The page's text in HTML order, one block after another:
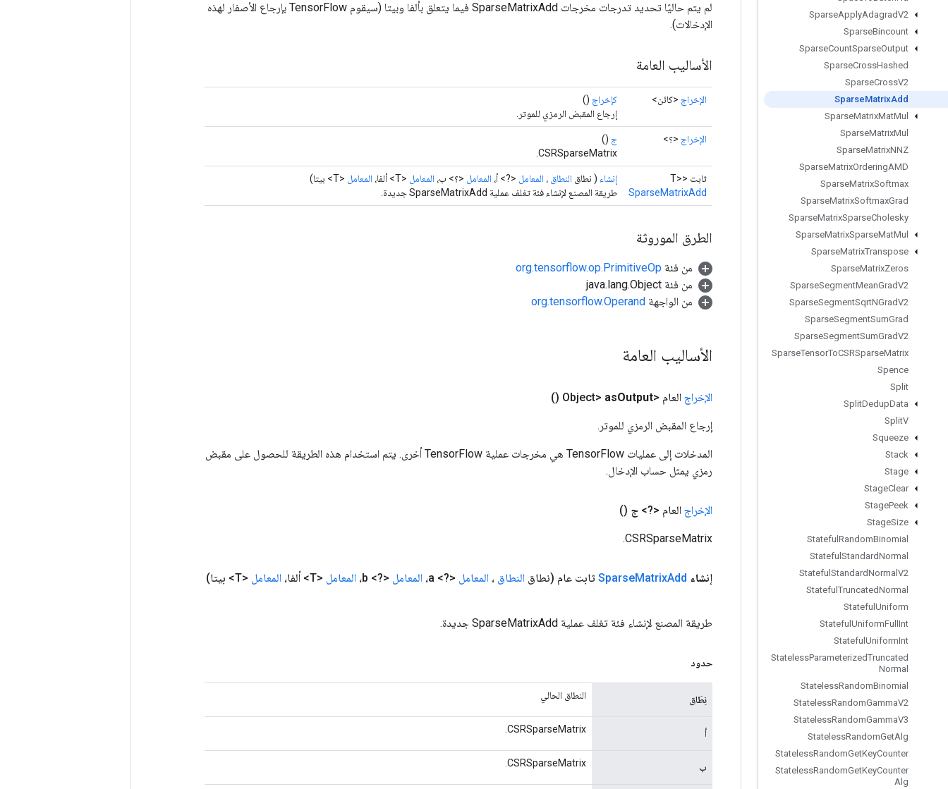
SparseApplyAdagradV2
SparseBincount
SparseCountSparseOutput
SparseCrossHashed
SparseCrossV2
SparseMatrixAdd
SparseMatrixMatMul
SparseMatrixMul
SparseMatrixNNZ
SparseMatrixOrderingAMD
SparseMatrixSoftmax
SparseMatrixSoftmaxGrad
SparseMatrixSparseCholesky
SparseMatrixSparseMatMul
SparseMatrixTranspose
SparseMatrixZeros
SparseSegmentMeanGradV2
SparseSegmentSqrtNGradV2
SparseSegmentSumGrad
SparseSegmentSumGradV2
SparseTensorToCSRSparseMatrix
Spence
Split
SplitDedupData
SplitV
Squeeze
Stack
Stage
StageClear
StagePeek
StageSize
Stateful RandomBinomial
Stateful StandardNormal
Stateful StandardNormal V2
Stateful TruncatedNormal
Stateful Uniform
Stateful UniformFull Int
Stateful UniformInt
StatelessParameterizedTruncated
Normal
StatelessRandomBinomial
StatelessRandomGammaV2
StatelessRandomGammaV3
StatelessRandomGetAlg
StatelessRandomGetKeyCounter
StatelessRandomGetKeyCounter
Alg
لم يتم حاليًا تحديد تدرجات مخرجات SparseMatrixAdd فيما يتعلق بألفا وبيتا (سيقوم TensorFlow بإرجاع الأصفار لهذه
الإدخالات).
الأساليب العامة
الإخراج <كائن> كإخراج ()
إرجاع المقبض الرمزي للموتر.
الإخراج <؟> ج ()
CSRSparseMatrix.
ثابت <T>
SparseMatrixAdd
إنشاء ( نطاق النطاق ، المعامل <?> أ، المعامل <؟> ب، المعامل <T> ألفا، المعامل <T> بيتا)
طريقة المصنع لإنشاء فئة تغلف عملية SparseMatrixAdd جديدة.
الطرق الموروثة
من فئة org.tensorflow.op.PrimitiveOp
من فئة java.lang.Object
من الواجهة org.tensorflow.Operand
الأساليب العامة
الإخراج العام <Object> asOutput
()
إرجاع المقبض الرمزي للموتر.
المدخلات إلى عمليات TensorFlow هي مخرجات عملية TensorFlow أخرى. يتم استخدام هذه الطريقة للحصول على مقبض
رمزي يمثل حساب الإدخال.
الإخراج العام <?> ج ()
CSRSparseMatrix.
إنشاء SparseMatrixAdd ثابت عام (نطاق النطاق ، المعامل <?> a، المعامل <?> b، المعامل <T> ألفا، المعامل <T> بيتا)
طريقة المصنع لإنشاء فئة تغلف عملية SparseMatrixAdd جديدة.
حدود
نِطَاق النطاق الحالي
أ CSRSparseMatrix.
ب CSRSparseMatrix.